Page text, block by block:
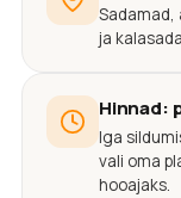
Sadamad,
ja
Hinnad:
Iga
vali oma
hooajaks.